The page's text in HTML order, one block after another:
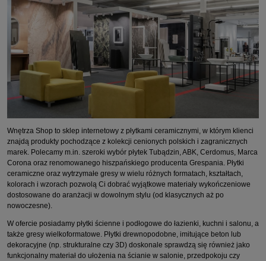
Wnętrza Shop to sklep internetowy z płytkami ceramicznymi, w którym klienci
znajdą produkty pochodzące z kolekcji cenionych polskich i zagranicznych
marek. Polecamy m.in. szeroki wybór płytek Tubądzin, ABK, Cerdomus, Marca
Corona oraz renomowanego hiszpańskiego producenta Grespania. Płytki
ceramiczne oraz wytrzymałe gresy w wielu różnych formatach, kształtach,
kolorach i wzorach pozwolą Ci dobrać wyjątkowe materiały wykończeniowe
dostosowane do aranżacji w dowolnym stylu (od klasycznych aż po
nowoczesne).
W ofercie posiadamy płytki ścienne i podłogowe do łazienki, kuchni i salonu, a
także gresy wielkoformatowe. Płytki drewnopodobne, imitujące beton lub
dekoracyjne (np. strukturalne czy 3D) doskonale sprawdzą się również jako
funkcjonalny materiał do ułożenia na ścianie w salonie, przedpokoju czy